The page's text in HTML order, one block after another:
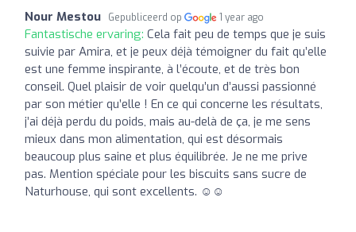
Nour Mestou Gepubliceerd op 1 year ago
Fantastische ervaring: Cela fait peu de temps que je suis
suivie par Amira, et je peux déjà témoigner du fait qu’elle
est une femme inspirante, à l’écoute, et de très bon
conseil. Quel plaisir de voir quelqu’un d’aussi passionné
par son métier qu’elle ! En ce qui concerne les résultats,
j’ai déjà perdu du poids, mais au-delà de ça, je me sens
mieux dans mon alimentation, qui est désormais
beaucoup plus saine et plus équilibrée. Je ne me prive
pas. Mention spéciale pour les biscuits sans sucre de
Naturhouse, qui sont excellents. ☺️☺️